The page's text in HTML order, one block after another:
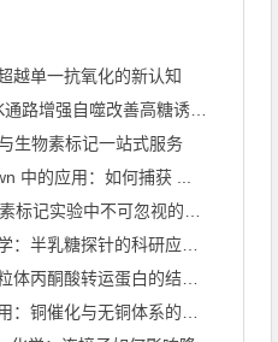
越单一抗氧化的新认知
生物素标记一站式服务
中的应用：如何捕获 ...